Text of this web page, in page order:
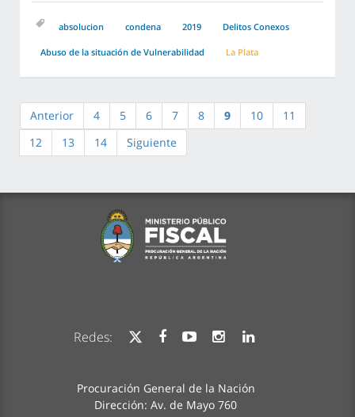
absolucion condena 2019 Delitos Conexos
Abuso de la situación de Vulnerabilidad La Plata
Anterior 4 5 6 7 8 9 10
11
12
13 14 Siguiente
Redes:
Procuración General de la Nación
Dirección: Av. de Mayo 760